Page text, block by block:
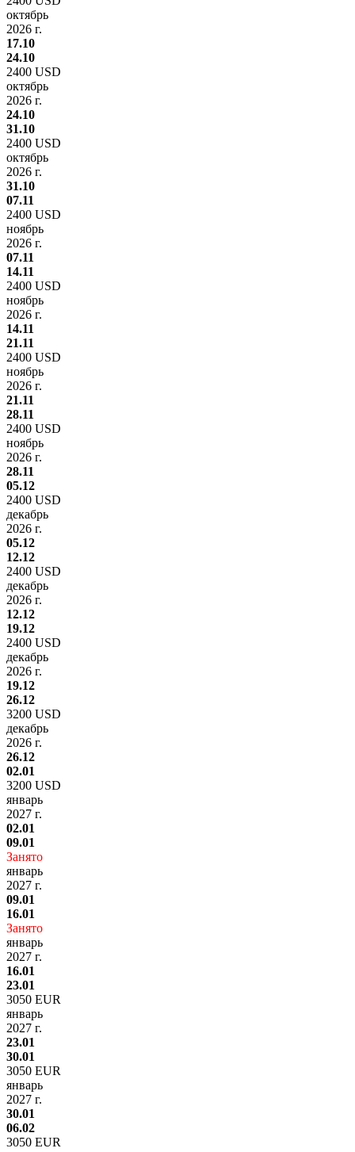
октябрь
2026 г.
17.10
24.10
2400 USD
октябрь
2026 г.
24.10
31.10
2400 USD
октябрь
2026 г.
31.10
07.11
2400 USD
ноябрь
2026 г.
07.11
14.11
2400 USD
ноябрь
2026 г.
14.11
21.11
2400 USD
ноябрь
2026 г.
21.11
28.11
2400 USD
ноябрь
2026 г.
28.11
05.12
2400 USD
декабрь
2026 г.
05.12
12.12
2400 USD
декабрь
2026 г.
12.12
19.12
2400 USD
декабрь
2026 г.
19.12
26.12
3200 USD
декабрь
2026 г.
26.12
02.01
3200 USD
январь
2027 г.
02.01
09.01
Занято
январь
2027 г.
09.01
16.01
Занято
январь
2027 г.
16.01
23.01
3050 EUR
январь
2027 г.
23.01
30.01
3050 EUR
январь
2027 г.
30.01
06.02
3050 EUR